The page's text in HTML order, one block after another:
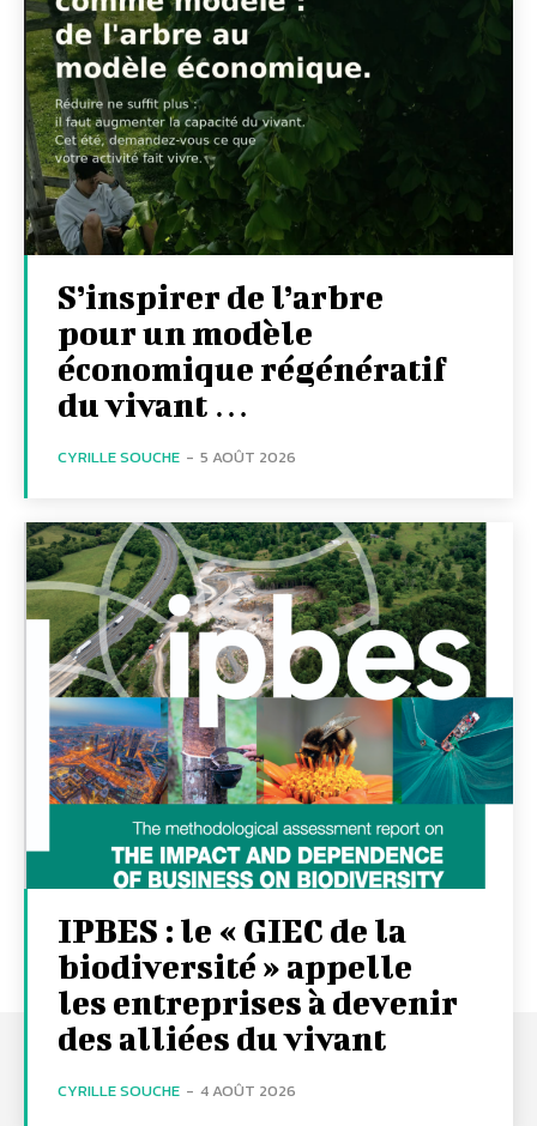
S’inspirer de l’arbre
pour un modèle
économique régénératif
du vivant …
CYRILLE SOUCHE - 5 AOÛT 2026
IPBES : le « GIEC de la
biodiversité » appelle
les entreprises à devenir
des alliées du vivant
CYRILLE SOUCHE - 4 AOÛT 2026